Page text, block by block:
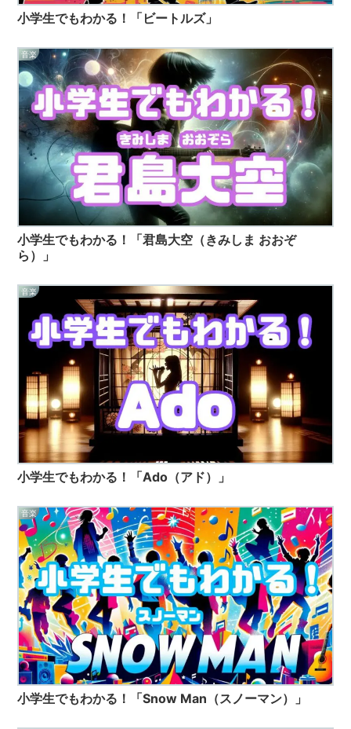
小学生でもわかる！「ビートルズ」
音楽
小学生でもわかる！「君島大空（きみしま おおぞ
ら）」
音楽
小学生でもわかる！「Ado（アド）」
音楽
小学生でもわかる！「Snow Man（スノーマン）」